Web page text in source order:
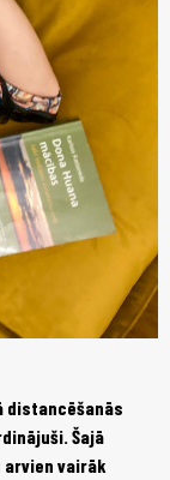
distancēšanās
Šajā
vairāk